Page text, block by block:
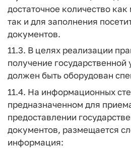
достаточное количество
так и для заполнения
документов.
11.3. В целях реализации
получение государственной
должен быть оборудован
11.4. На информационных
предназначенном для
предоставлении
документов, размещается
информация: